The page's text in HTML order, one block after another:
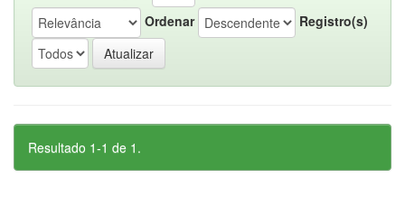
Ordenar
Registro(s)
Resultado 1-1 de 1.